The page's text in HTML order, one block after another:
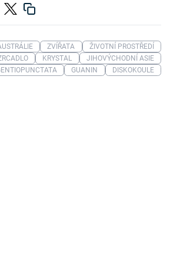
ZVÍŘATA
ŽIVOTNÍ PROSTŘEDÍ
KRYSTAL
JIHOVÝCHODNÍ ASIE
GUANIN DISKOKOULE